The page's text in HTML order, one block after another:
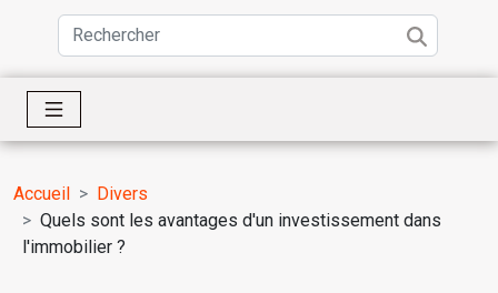
Accueil
Divers
Quels sont les avantages d'un investissement dans
l'immobilier ?